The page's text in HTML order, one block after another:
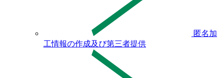
匿名加
工情報の作成及び第三者提供